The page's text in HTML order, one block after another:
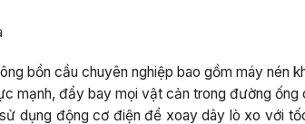
bồn cầu chuyên nghiệp bao gồm máy nén
mạnh, đẩy bay mọi vật cản trong đường
dụng động cơ điện để xoay dây lò xo với